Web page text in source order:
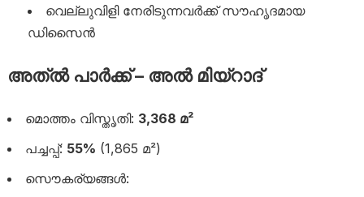
വെല്ലുവിളി നേരിടുന്നവർക്ക് സൗഹൃദമായ
ഡിസൈൻ
അത്ൽ പാർക്ക് – അൽ മിയ്‌റാദ്
മൊത്തം വിസ്തൃതി: 3,368 മ²
പച്ചപ്പ്: 55% (1,865 മ²)
സൌകര്യങ്ങൾ: